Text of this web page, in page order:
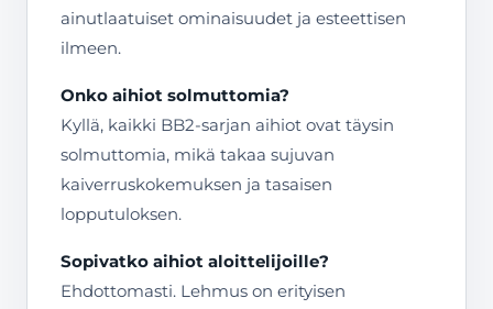
ainutlaatuiset ominaisuudet ja esteettisen
ilmeen.
Onko aihiot solmuttomia?
Kyllä, kaikki BB2-sarjan aihiot ovat täysin
solmuttomia, mikä takaa sujuvan
kaiverruskokemuksen ja tasaisen
lopputuloksen.
Sopivatko aihiot aloittelijoille?
Ehdottomasti. Lehmus on erityisen